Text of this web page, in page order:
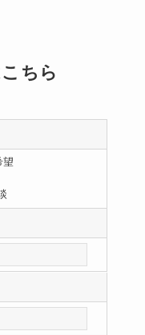
ちら
望